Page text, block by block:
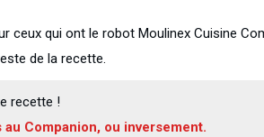
ceux qui ont le robot Moulinex Cuisine
de la recette.
recette !
Companion, ou inversement.